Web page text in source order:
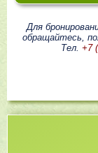
Для
обращайтесь,
Тел. +7